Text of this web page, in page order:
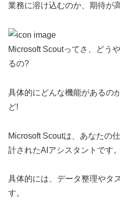
業務に溶け込むのか、期待が
Microsoft Scoutってさ、どう
るの?
具体的にどんな機能があるの
ど!
Microsoft Scoutは、あなたの
計されたAIアシスタントです。
具体的には、データ整理やタ
す。